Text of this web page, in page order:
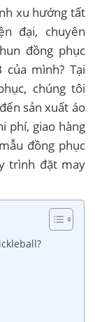
xu hướng tất
đại, chuyên
đồng phục
mình? Tại
chúng tôi
sản xuất áo
phí, giao hàng
đồng phục
trình đặt may